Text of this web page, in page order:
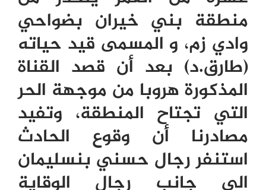
منطقة بني خيران بضواحي
وادي زم، و المسمى قيد حياته
(طارق.د) بعد أن قصد القناة
المذكورة هروبا من موجهة الحر
التي تجتاح المنطقة، وتفيد
مصادرنا أن وقوع الحادث
استنفر رجال حسني بنسليمان
الى جانب رجال الوقاية